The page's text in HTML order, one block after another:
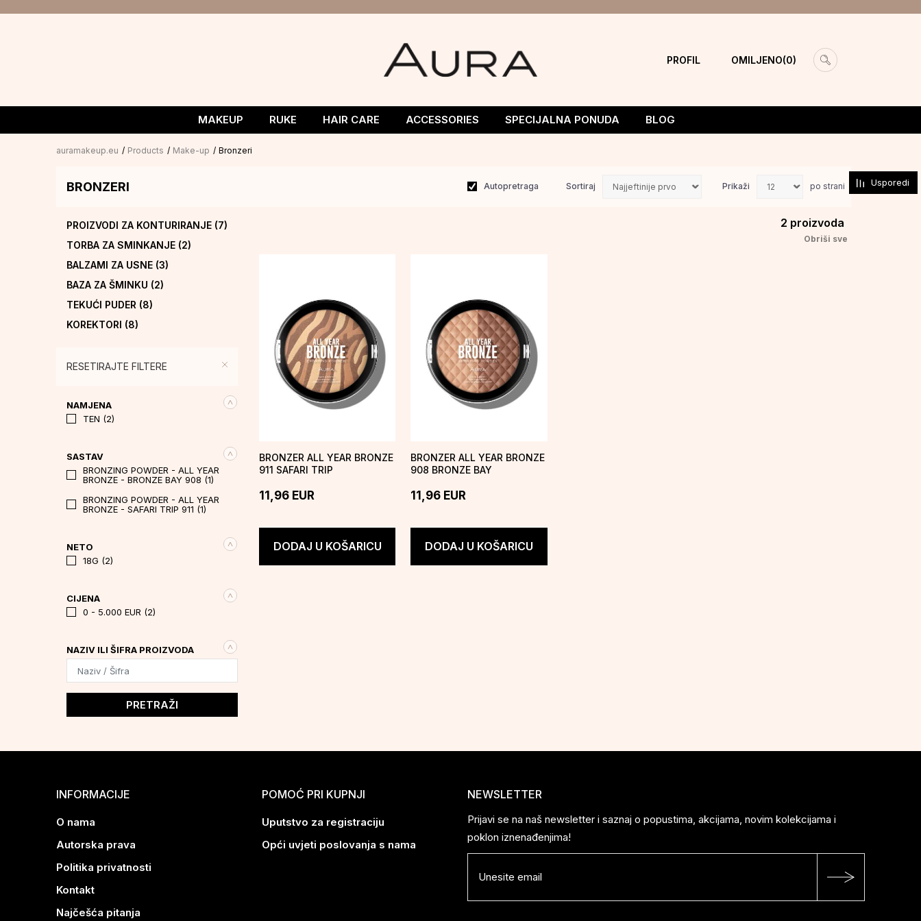
PROFIL 0
OMILJENO
MAKEUP RUKE HAIR CARE ACCESSORIES SPECIJALNA PONUDA BLOG
auramakeup.eu Products Make-up Bronzeri
BRONZERI Autopretraga Sortiraj Prikaži po strani
PROIZVODI ZA KONTURIRANJE (7)
TORBA ZA SMINKANJE (2)
BALZAMI ZA USNE (3)
BAZA ZA ŠMINKU (2)
TEKUĆI PUDER (8)
KOREKTORI (8)
RUMENILA(16)
ILUMINATORI
FIKSATOR
MASKARE
SJENILA(6)
UMJETNE TREPAVICE (21)
EYELINERS
OBRVE (14)
SJAJILA ZA USNE
RESETIRAJTE FILTERE
NAMJENA
TEN (2)
SASTAV
BRONZING POWDER - ALL YEAR
BRONZE - BRONZE BAY 908 (1)
BRONZING POWDER - ALL YEAR
BRONZE - SAFARI TRIP 911 (1)
NETO
18G (2)
CIJENA
0 - 5.000 EUR (2)
NAZIV ILI ŠIFRA PROIZVODA
PRETRAŽI
2 proizvoda
Obriši sve
BRONZER ALL YEAR BRONZE
911 SAFARI TRIP
11,96 EUR
DODAJ U KOŠARICU
BRONZER ALL YEAR BRONZE
908 BRONZE BAY
11,96 EUR
DODAJ U KOŠARICU
Usporedi
INFORMACIJE
O nama
Autorska prava
Politika privatnosti
Kontakt
Najčešća pitanja
POMOĆ PRI KUPNJI
Uputstvo za registraciju
Opći uvjeti poslovanja s nama
NEWSLETTER
Prijavi se na naš newsletter i saznaj o popustima, akcijama, novim kolekcijama i
poklon iznenađenjima!